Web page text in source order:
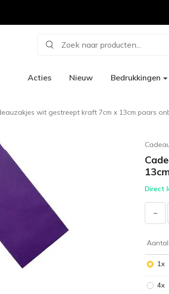
Zoek naar producten...
Acties Nieuw Bedrukkingen
wit gestreept kraft 7cm x 13cm paars
Direct
−
Aantal
1x
4x